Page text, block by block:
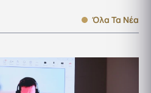
Όλα Τα Νέα